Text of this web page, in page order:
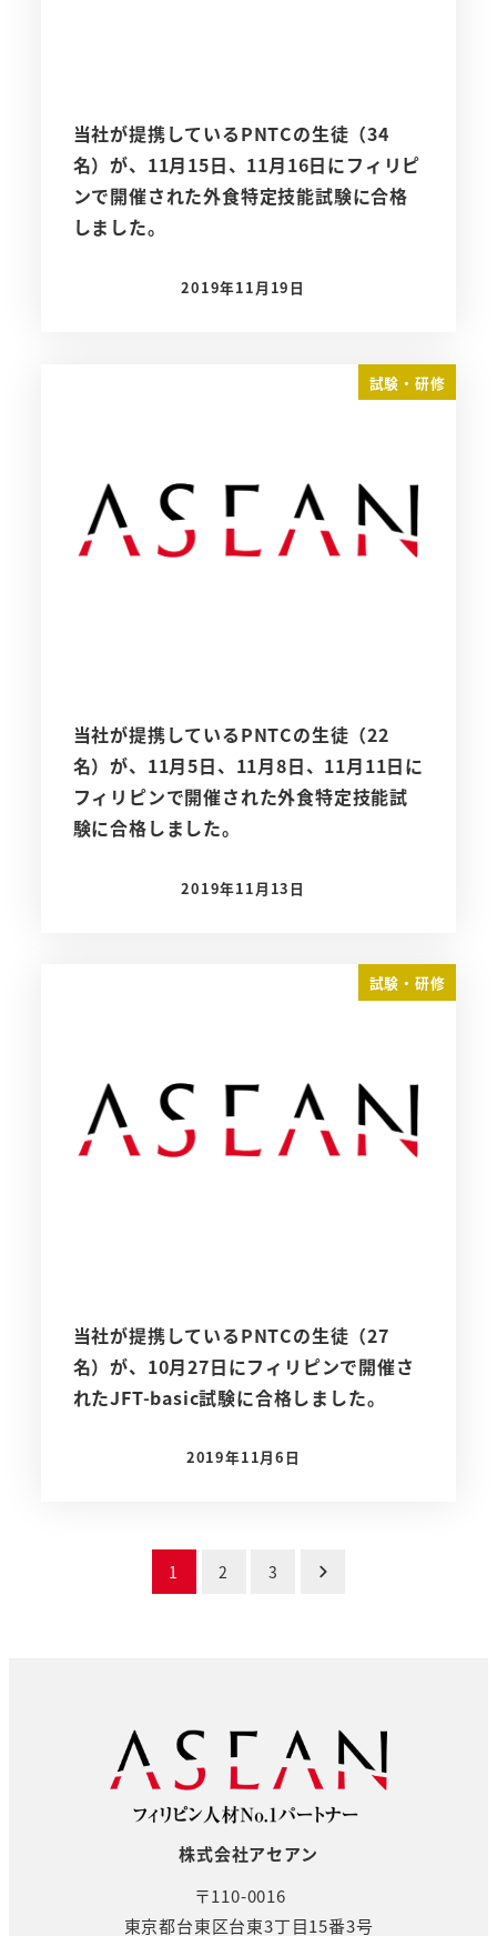
当社が提携しているPNTCの生徒（34
名）が、11月15日、11月16日にフィリピ
ンで開催された外食特定技能試験に合格
しました。
投稿日
2019年11月19日
試験・研修
当社が提携しているPNTCの生徒（22
名）が、11月5日、11月8日、11月11日に
フィリピンで開催された外食特定技能試
験に合格しました。
投稿日
2019年11月13日
試験・研修
当社が提携しているPNTCの生徒（27
名）が、10月27日にフィリピンで開催さ
れたJFT-basic試験に合格しました。
投稿日
2019年11月6日
1 2 3
株式会社アセアン
〒110-0016
東京都台東区台東3丁目15番3号